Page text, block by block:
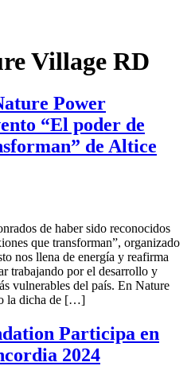
Village RD
Power
“El poder de
de Altice
de haber sido reconocidos
que transforman”, organizado
nos llena de energía y reafirma
trabajando por el desarrollo y
vulnerables del país. En Nature
la dicha de […]
Participa en
2024